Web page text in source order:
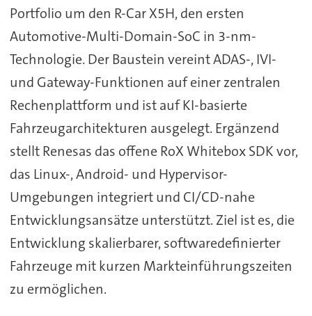
Portfolio um den R-Car X5H, den ersten
Automotive-Multi-Domain-SoC in 3-nm-
Technologie. Der Baustein vereint ADAS-, IVI-
und Gateway-Funktionen auf einer zentralen
Rechenplattform und ist auf KI-basierte
Fahrzeugarchitekturen ausgelegt. Ergänzend
stellt Renesas das offene RoX Whitebox SDK vor,
das Linux-, Android- und Hypervisor-
Umgebungen integriert und CI/CD-nahe
Entwicklungsansätze unterstützt. Ziel ist es, die
Entwicklung skalierbarer, softwaredefinierter
Fahrzeuge mit kurzen Markteinführungszeiten
zu ermöglichen.